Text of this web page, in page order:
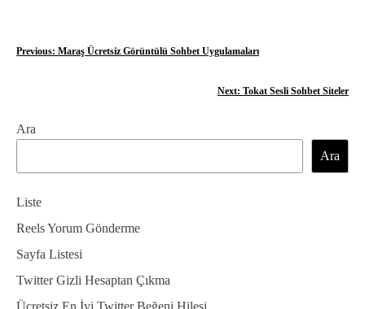
Y
ı
g
e
z
i
n
Previous: Maraş Ücretsiz Görüntülü Sohbet Uygulamaları
Next: Tokat Sesli Sohbet Siteler
Ara
Ara
Liste
Reels Yorum Gönderme
Sayfa Listesi
Twitter Gizli Hesaptan Çıkma